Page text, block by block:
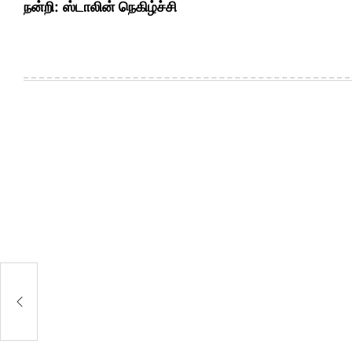
நன்றி: ஸ்டாலின் நெகிழ்ச்சி